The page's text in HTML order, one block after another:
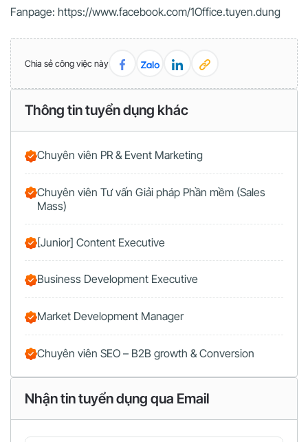
Fanpage: https://www.facebook.com/1Office.tuyen.dung
Chia sẻ công việc này
Thông tin tuyển dụng khác
Chuyên viên PR & Event Marketing
Chuyên viên Tư vấn Giải pháp Phần mềm (Sales
Mass)
[Junior] Content Executive
Business Development Executive
Market Development Manager
Chuyên viên SEO – B2B growth & Conversion
Nhận tin tuyển dụng qua Email